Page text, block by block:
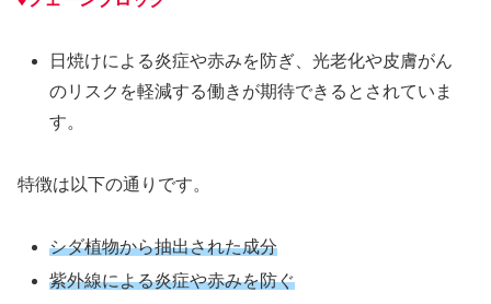
日焼けによる炎症や赤みを防ぎ、光老化や皮膚がん
のリスクを軽減する働きが期待できるとされていま
す。
特徴は以下の通りです。
シダ植物から抽出された成分
紫外線による炎症や赤みを防ぐ